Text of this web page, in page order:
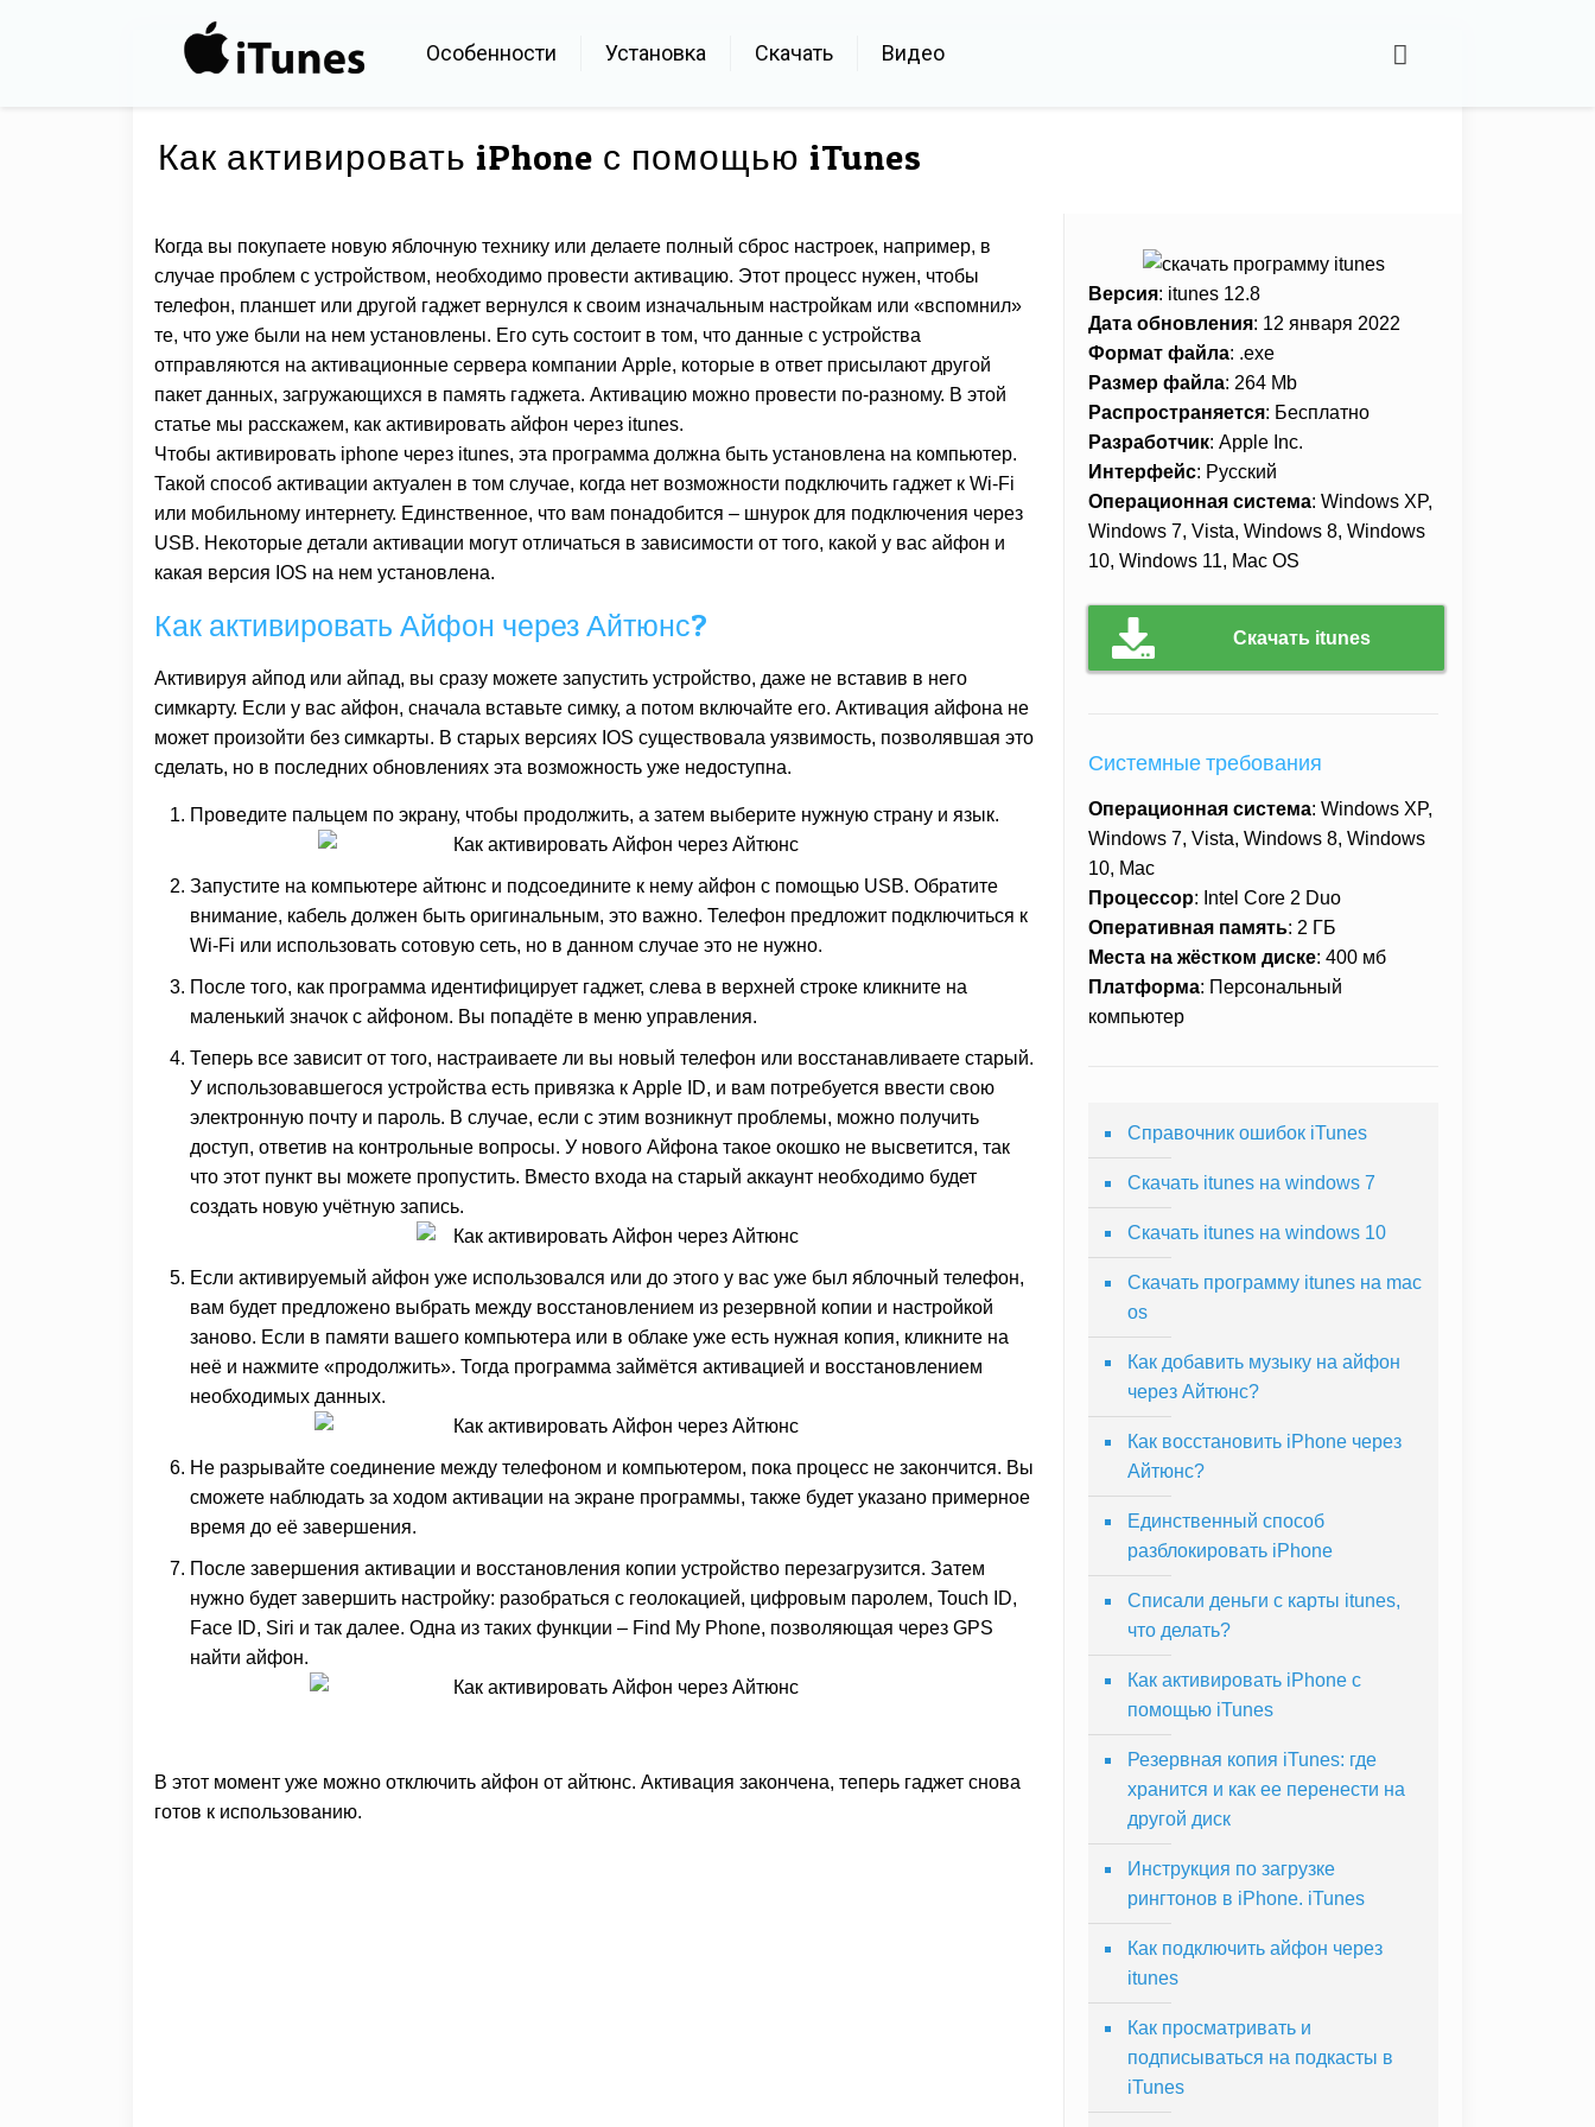
Особенности Установка Скачать Видео
Как активировать iPhone с помощью iTunes
Когда вы покупаете новую яблочную технику или делаете полный сброс настроек, например, в
случае проблем с устройством, необходимо провести активацию. Этот процесс нужен, чтобы
телефон, планшет или другой гаджет вернулся к своим изначальным настройкам или «вспомнил»
те, что уже были на нем установлены. Его суть состоит в том, что данные с устройства
отправляются на активационные сервера компании Apple, которые в ответ присылают другой
пакет данных, загружающихся в память гаджета. Активацию можно провести по-разному. В этой
статье мы расскажем, как активировать айфон через itunes.
Чтобы активировать iphone через itunes, эта программа должна быть установлена на компьютер.
Такой способ активации актуален в том случае, когда нет возможности подключить гаджет к Wi-Fi
или мобильному интернету. Единственное, что вам понадобится – шнурок для подключения через
USB. Некоторые детали активации могут отличаться в зависимости от того, какой у вас айфон и
какая версия IOS на нем установлена.
Как активировать Айфон через Айтюнс?
Активируя айпод или айпад, вы сразу можете запустить устройство, даже не вставив в него
симкарту. Если у вас айфон, сначала вставьте симку, а потом включайте его. Активация айфона не
может произойти без симкарты. В старых версиях IOS существовала уязвимость, позволявшая это
сделать, но в последних обновлениях эта возможность уже недоступна.
Проведите пальцем по экрану, чтобы продолжить, а затем выберите нужную страну и язык.
Запустите на компьютере айтюнс и подсоедините к нему айфон с помощью USB. Обратите
внимание, кабель должен быть оригинальным, это важно. Телефон предложит подключиться к
Wi-Fi или использовать сотовую сеть, но в данном случае это не нужно.
После того, как программа идентифицирует гаджет, слева в верхней строке кликните на
маленький значок с айфоном. Вы попадёте в меню управления.
Теперь все зависит от того, настраиваете ли вы новый телефон или восстанавливаете старый.
У использовавшегося устройства есть привязка к Apple ID, и вам потребуется ввести свою
электронную почту и пароль. В случае, если с этим возникнут проблемы, можно получить
доступ, ответив на контрольные вопросы. У нового Айфона такое окошко не высветится, так
что этот пункт вы можете пропустить. Вместо входа на старый аккаунт необходимо будет
создать новую учётную запись.
Если активируемый айфон уже использовался или до этого у вас уже был яблочный телефон,
вам будет предложено выбрать между восстановлением из резервной копии и настройкой
заново. Если в памяти вашего компьютера или в облаке уже есть нужная копия, кликните на
неё и нажмите «продолжить». Тогда программа займётся активацией и восстановлением
необходимых данных.
Не разрывайте соединение между телефоном и компьютером, пока процесс не закончится. Вы
сможете наблюдать за ходом активации на экране программы, также будет указано примерное
время до её завершения.
После завершения активации и восстановления копии устройство перезагрузится. Затем
нужно будет завершить настройку: разобраться с геолокацией, цифровым паролем, Touch ID,
Face ID, Siri и так далее. Одна из таких функции – Find My Phone, позволяющая через GPS
найти айфон.
В этот момент уже можно отключить айфон от айтюнс. Активация закончена, теперь гаджет снова
готов к использованию.
Версия: itunes 12.8
Дата обновления: 12 января 2022
Формат файла: .exe
Размер файла: 264 Mb
Распространяется: Бесплатно
Разработчик: Apple Inc.
Интерфейс: Русский
Операционная система: Windows XP,
Windows 7, Vista, Windows 8, Windows
10, Windows 11, Mac OS
Скачать itunes
Системные требования
Операционная система: Windows XP,
Windows 7, Vista, Windows 8, Windows
10, Mac
Процессор: Intel Core 2 Duo
Оперативная память: 2 ГБ
Места на жёстком диске: 400 мб
Платформа: Персональный
компьютер
Справочник ошибок iTunes
Скачать itunes на windows 7
Скачать itunes на windows 10
Скачать программу itunes на mac
os
Как добавить музыку на айфон
через Айтюнс?
Как восстановить iPhone через
Айтюнс?
Единственный способ
разблокировать iPhone
Списали деньги с карты itunes,
что делать?
Как активировать iPhone с
помощью iTunes
Резервная копия iTunes: где
хранится и как ее перенести на
другой диск
Инструкция по загрузке
рингтонов в iPhone. iTunes
Как подключить айфон через
itunes
Как просматривать и
подписываться на подкасты в
iTunes